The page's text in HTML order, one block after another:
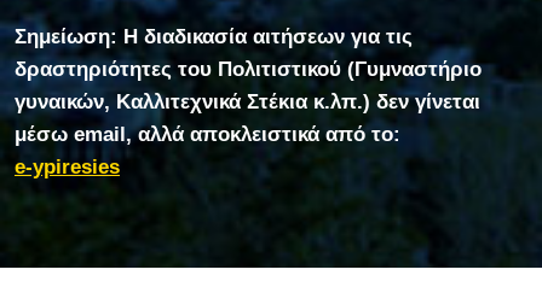
Σημείωση: Η διαδικασία αιτήσεων για τις
δραστηριότητες του Πολιτιστικού (Γυμναστήριο
γυναικών, Καλλιτεχνικά Στέκια κ.λπ.) δεν γίνεται
μέσω email, αλλά αποκλειστικά από το:
e-ypiresies